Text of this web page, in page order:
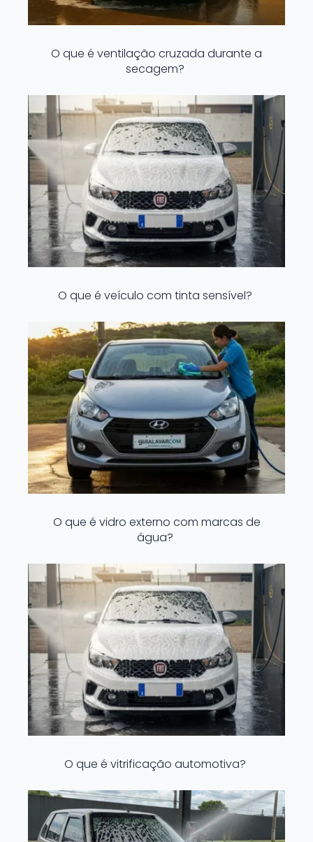
O que é ventilação cruzada durante a
secagem?
O que é veículo com tinta sensível?
O que é vidro externo com marcas de
água?
O que é vitrificação automotiva?